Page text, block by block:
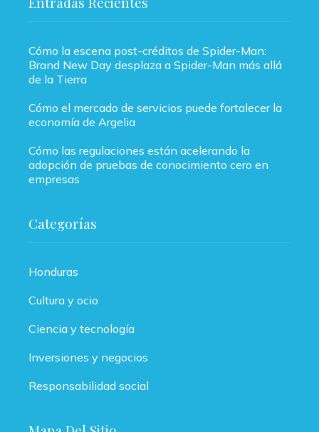
Cómo la escena post-créditos de Spider-Man:
Brand New Day desplaza a Spider-Man más allá
de la Tierra
Cómo el mercado de servicios puede fortalecer la
economía de Argelia
Cómo las regulaciones están acelerando la
adopción de pruebas de conocimiento cero en
empresas
Categorías
Honduras
Cultura y ocio
Ciencia y tecnología
Inversiones y negocios
Responsabilidad social